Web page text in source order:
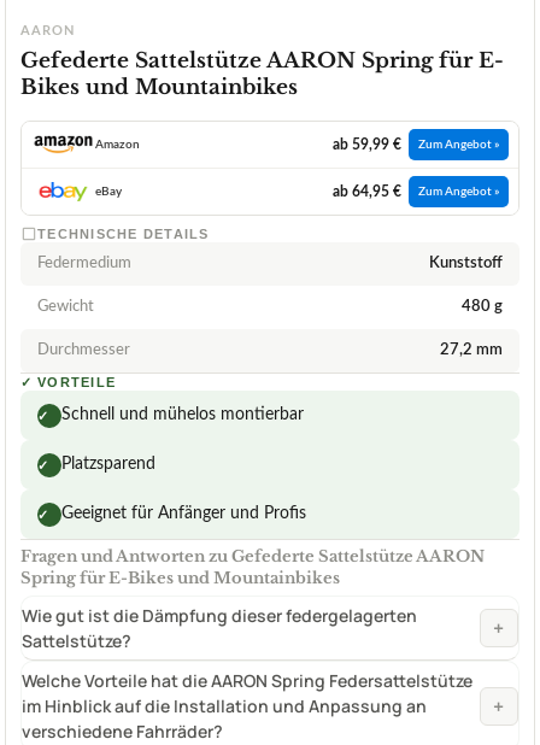
AARON
Gefederte Sattelstütze AARON Spring für E-
Bikes und Mountainbikes
Amazon ab 59,99 € Zum Angebot »
eBay ab 64,95 € Zum Angebot »
TECHNISCHE DETAILS
Federmedium Kunststoff
Gewicht 480 g
Durchmesser 27,2 mm
✓ VORTEILE
✓ Schnell und mühelos montierbar
✓ Platzsparend
✓ Geeignet für Anfänger und Profis
Fragen und Antworten zu Gefederte Sattelstütze AARON
Spring für E-Bikes und Mountainbikes
Wie gut ist die Dämpfung dieser federgelagerten
Sattelstütze?
+
Welche Vorteile hat die AARON Spring Federsattelstütze
im Hinblick auf die Installation und Anpassung an
verschiedene Fahrräder?
+